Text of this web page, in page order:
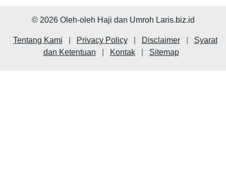
© 2026 Oleh-oleh Haji dan Umroh Laris.biz.id
Tentang Kami Privacy Policy Disclaimer
Syarat
dan Ketentuan
Kontak Sitemap